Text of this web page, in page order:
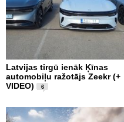
Latvijas tirgū ienāk Ķīnas
automobiļu ražotājs Zeekr (+
VIDEO)
6